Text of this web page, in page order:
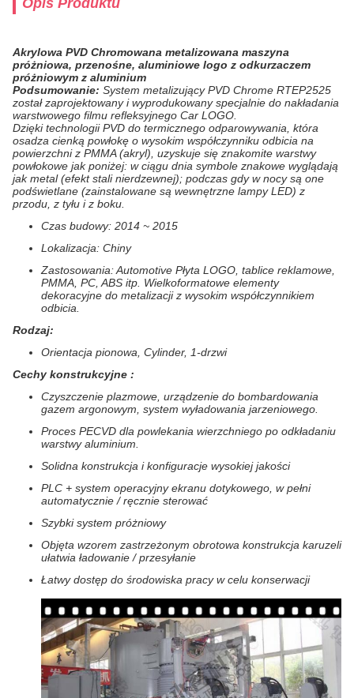
Opis Produktu
Akrylowa PVD Chromowana metalizowana maszyna
próżniowa, przenośne, aluminiowe logo z odkurzaczem
próżniowym z aluminium
Podsumowanie: System metalizujący PVD Chrome RTEP2525
został zaprojektowany i wyprodukowany specjalnie do nakładania
warstwowego filmu refleksyjnego Car LOGO.
Dzięki technologii PVD do termicznego odparowywania, która
osadza cienką powłokę o wysokim współczynniku odbicia na
powierzchni z PMMA (akryl), uzyskuje się znakomite warstwy
powłokowe jak poniżej: w ciągu dnia symbole znakowe wyglądają
jak metal (efekt stali nierdzewnej); podczas gdy w nocy są one
podświetlane (zainstalowane są wewnętrzne lampy LED) z
przodu, z tyłu i z boku.
Czas budowy: 2014 ~ 2015
Lokalizacja: Chiny
Zastosowania: Automotive Płyta LOGO, tablice reklamowe,
PMMA, PC, ABS itp. Wielkoformatowe elementy
dekoracyjne do metalizacji z wysokim współczynnikiem
odbicia.
Rodzaj:
Orientacja pionowa, Cylinder, 1-drzwi
Cechy konstrukcyjne :
Czyszczenie plazmowe, urządzenie do bombardowania
gazem argonowym, system wyładowania jarzeniowego.
Proces PECVD dla powlekania wierzchniego po odkładaniu
warstwy aluminium.
Solidna konstrukcja i konfiguracje wysokiej jakości
PLC + system operacyjny ekranu dotykowego, w pełni
automatycznie / ręcznie sterować
Szybki system próżniowy
Objęta wzorem zastrzeżonym obrotowa konstrukcja karuzeli
ułatwia ładowanie / przesyłanie
Łatwy dostęp do środowiska pracy w celu konserwacji